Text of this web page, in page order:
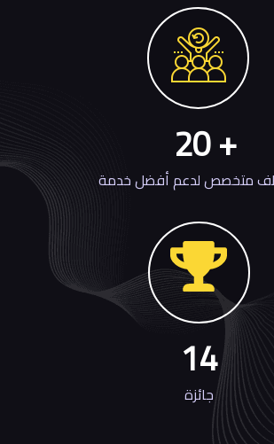
+
20
متخصص لدعم أفضل خدمة
14
جائزة